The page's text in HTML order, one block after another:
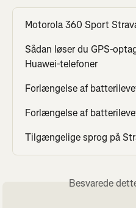
Motorola 360 Sport
Sådan løser du GPS-
Huawei-telefoner
Forlængelse af
Forlængelse af
Tilgængelige sprog på
Besvarede